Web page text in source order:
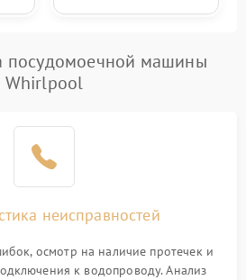
посудомоечной машины
Whirlpool
неисправностей
осмотр на наличие протечек и
к водопроводу. Анализ